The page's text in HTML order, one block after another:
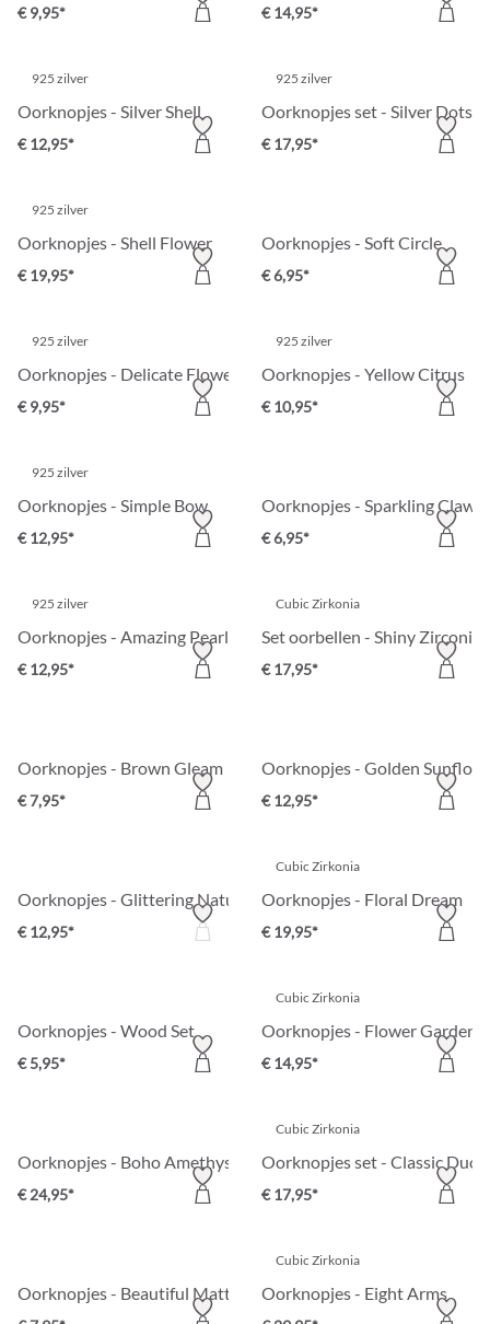
€ 9,95* € 14,95*
925 zilver
Oorknopjes - Silver Shell
€ 12,95*
925 zilver
Oorknopjes set - Silver Dots
€ 17,95*
925 zilver
Oorknopjes - Shell Flower
€ 19,95*
Oorknopjes - Soft Circle
€ 6,95*
925 zilver
Oorknopjes - Delicate Flower
€ 9,95*
925 zilver
Oorknopjes - Yellow Citrus
€ 10,95*
925 zilver
Oorknopjes - Simple Bow
€ 12,95*
Oorknopjes - Sparkling Claws
€ 6,95*
925 zilver
Oorknopjes - Amazing Pearl
€ 12,95*
Cubic Zirkonia
Set oorbellen - Shiny Zirconia
€ 17,95*
Oorknopjes - Brown Gleam
€ 7,95*
Oorknopjes - Golden
€ 12,95*
Oorknopjes - Glittering Nature
€ 12,95*
Cubic Zirkonia
Oorknopjes - Floral Dream
€ 19,95*
Oorknopjes - Wood Set
€ 5,95*
Cubic Zirkonia
Oorknopjes - Flower Garden
€ 14,95*
Oorknopjes - Boho Amethyst
€ 24,95*
Cubic Zirkonia
Oorknopjes set - Classic Duo
€ 17,95*
Oorknopjes - Beautiful Matt
Cubic Zirkonia
Oorknopjes - Eight Arms